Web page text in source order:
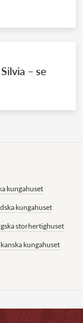
– se
kungahuset
kungahuset
storhertighuset
kungahuset